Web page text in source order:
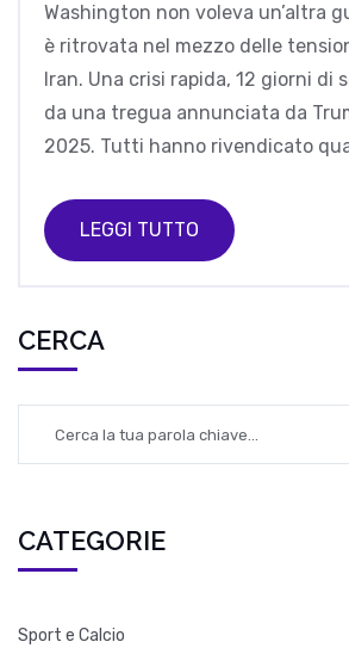
Washington non voleva un’altra
è ritrovata nel mezzo delle
Iran. Una crisi rapida, 12 giorni di
da una tregua annunciata da
2025. Tutti hanno rivendicato
declino dell’egemonia americana
deterrenza nel Medio Oriente.
LEGGI TUTTO
CERCA
CATEGORIE
Sport e Calcio